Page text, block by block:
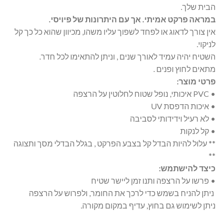
הבית שלך.
במראה פרקט אמיתי. אך עם היתרונות של פיויסי.
אין צורך לדאוג או לפחד לשפוך עליו משהו, מכיוון שהוא כל כך קל
לניקוי.
השטיח יהיה עמיד לאורך שנים , וניתן להתאימו לכל חדר.
מתאים לחוץ ופנים .
פרטי מוצר:
• PVC איכותי, נופל שטוח לחלוטין על הרצפה
• איכות הדפסת UV
• לא רעיל וידידותי לסביבה
• קל לנקות
** עלול להיות הבדל קל בצבע הפרקט , בגלל הבדלי מסך ותצוגה
**
כיצד להישתמש:
• פרשו על הרצפה ותנו זמן ליישר שטיח
ניתן להניח בשמש כדי לרכך את החומר, ולפרוש על הרצפה
ניתן לשימוש גם בחוץ, עדיף במקום מקורה.